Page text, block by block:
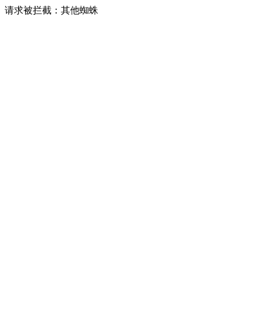
请求被拦截：其他蜘蛛